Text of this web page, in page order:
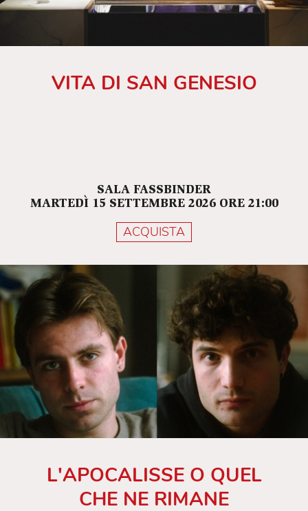
VITA DI SAN GENESIO
SALA FASSBINDER
MARTEDÌ 15 SETTEMBRE 2026 ORE 21:00
ACQUISTA
L'APOCALISSE O QUEL
CHE NE RIMANE